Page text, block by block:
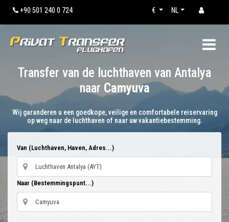
+90 501 240 0 724 NL
€
Transfer van de luchthaven van Antalya
naar Camyuva
Wij garanderen u een goedkope, veilige en comfortabele reiservaring
op weg naar de luchthaven of naar uw vakantiebestemming.
Van (Luchthaven, Haven, Adres...)
Naar (Bestemmingspunt...)